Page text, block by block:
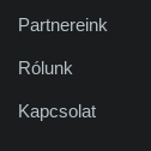
Partnereink
Rólunk
Kapcsolat